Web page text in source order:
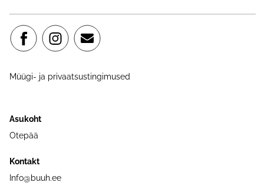
Müügi- ja privaatsustingimused
Asukoht
Otepää
Kontakt
Info@buuh.ee